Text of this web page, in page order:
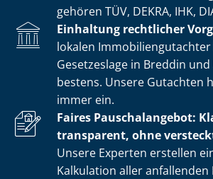
gehören TÜV, DEKRA, IHK,
Einhaltung rechtlicher
lokalen
Gesetzeslage in Breddin
bestens. Unsere Gutachten
immer ein.
Faires Pauschalangebot:
transparent, ohne
Unsere Experten erstellen
Kalkulation aller anfallenden